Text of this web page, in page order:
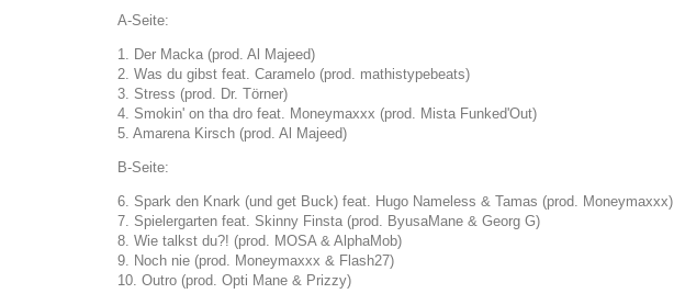
A-Seite:
1. Der Macka (prod. Al Majeed)
2. Was du gibst feat. Caramelo (prod. mathistypebeats)
3. Stress (prod. Dr. Törner)
4. Smokin' on tha dro feat. Moneymaxxx (prod. Mista Funked'Out)
5. Amarena Kirsch (prod. Al Majeed)
B-Seite:
6. Spark den Knark (und get Buck) feat. Hugo Nameless & Tamas (prod. Moneymaxxx)
7. Spielergarten feat. Skinny Finsta (prod. ByusaMane & Georg G)
8. Wie talkst du?! (prod. MOSA & AlphaMob)
9. Noch nie (prod. Moneymaxxx & Flash27)
10. Outro (prod. Opti Mane & Prizzy)